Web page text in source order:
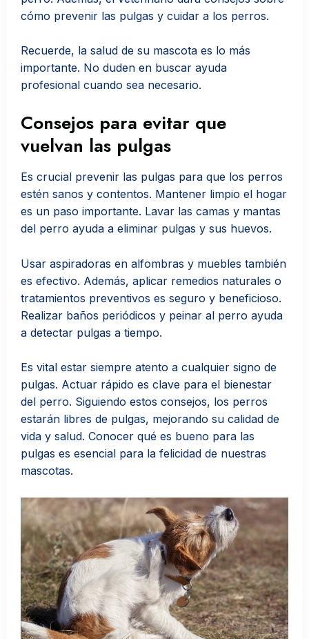
cómo prevenir las pulgas y cuidar a los perros.
Recuerde, la salud de su mascota es lo más
importante. No duden en buscar ayuda
profesional cuando sea necesario.
Consejos para evitar que
vuelvan las pulgas
Es crucial prevenir las pulgas para que los perros
estén sanos y contentos. Mantener limpio el hogar
es un paso importante. Lavar las camas y mantas
del perro ayuda a eliminar pulgas y sus huevos.
Usar aspiradoras en alfombras y muebles también
es efectivo. Además, aplicar remedios naturales o
tratamientos preventivos es seguro y beneficioso.
Realizar baños periódicos y peinar al perro ayuda
a detectar pulgas a tiempo.
Es vital estar siempre atento a cualquier signo de
pulgas. Actuar rápido es clave para el bienestar
del perro. Siguiendo estos consejos, los perros
estarán libres de pulgas, mejorando su calidad de
vida y salud. Conocer qué es bueno para las
pulgas es esencial para la felicidad de nuestras
mascotas.